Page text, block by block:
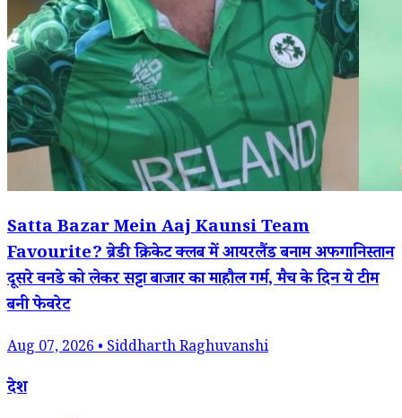
Satta Bazar Mein Aaj Kaunsi Team
Favourite? ब्रेडी क्रिकेट क्लब में आयरलैंड बनाम अफगानिस्तान
दूसरे वनडे को लेकर सट्टा बाजार का माहौल गर्म, मैच के दिन ये टीम
बनी फेवरेट
Aug 07, 2026 • Siddharth Raghuvanshi
देश